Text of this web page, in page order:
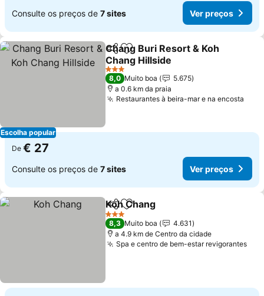
Consulte os preços de 7 sites Ver preços
Escolha popular
PartilharAdicionar aos favoritos
Chang Buri Resort & Koh
Chang Hillside
3 Estrelas
8,0 Muito boa
5.675
a 0.6 km da praia
Restaurantes à beira-mar e na encosta
De € 27
Consulte os preços de 7 sites Ver preços
PartilharAdicionar aos favoritos
Koh Chang
3 Estrelas
8,3 Muito boa
4.631
a 4.9 km de Centro da cidade
Spa e centro de bem-estar revigorantes